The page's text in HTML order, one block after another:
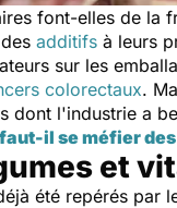
font-elles de la
additifs à leurs
sur les
colorectaux.
dont l'industrie a
il se méfier
et
été repérés par